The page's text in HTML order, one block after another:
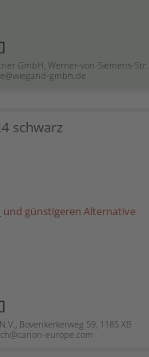
GmbH, Werner-von-Siemens-Str.
gmbh.de
schwarz
und günstigeren Alternative
Bovenkerkerweg 59, 1185 XB
europe.com